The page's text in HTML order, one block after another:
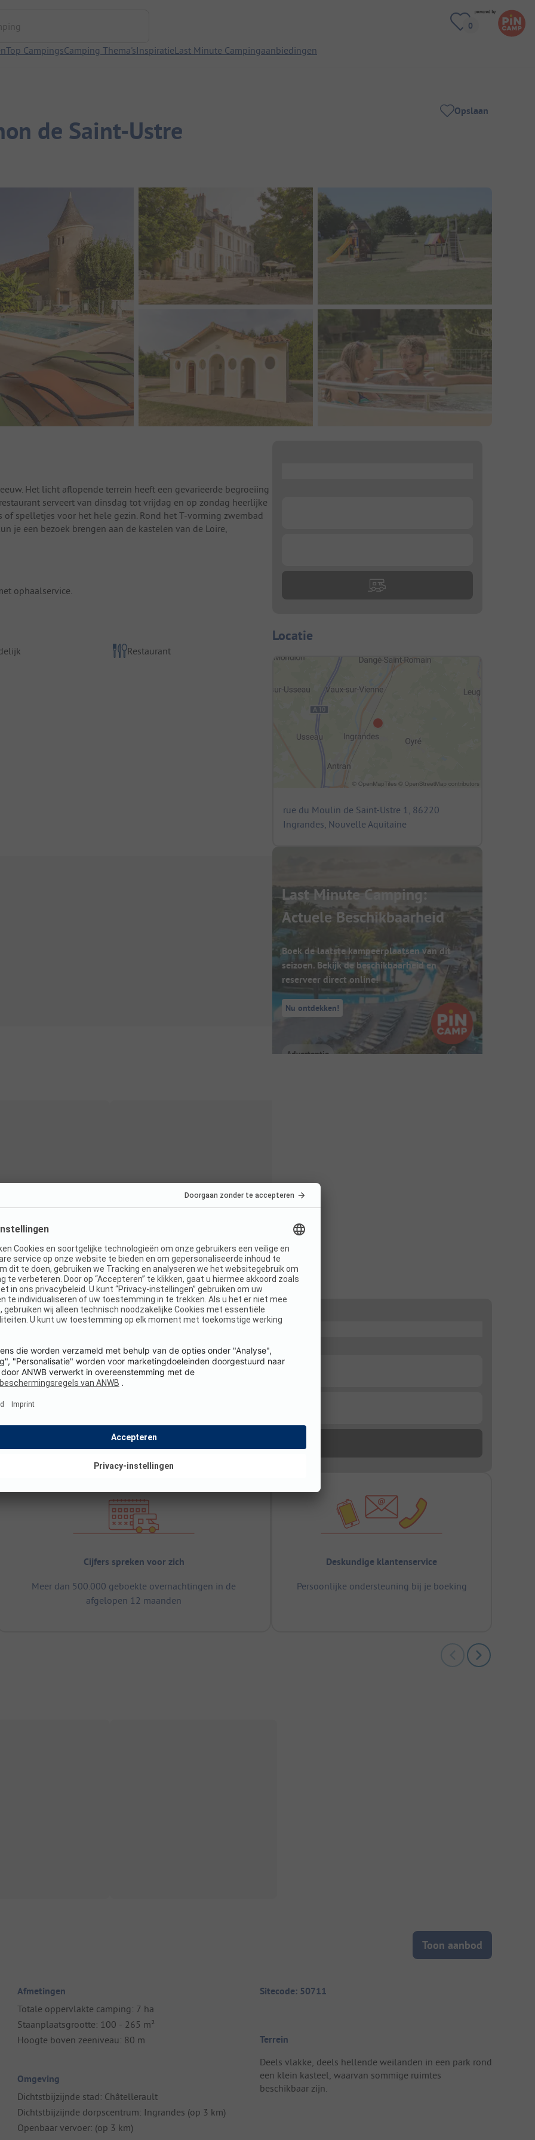
Top CampingsCamping Thema'sInspiratieLast Minute Campingaanbiedingen
de Saint-Ustre
Opslaan
Het licht aflopende terrein heeft een gevarieerde begroeiing
serveert van dinsdag tot vrijdag en op zondag heerlijke
of spelletjes voor het hele gezin. Rond het T-vorming zwembad
je een bezoek brengen aan de kastelen van de Loire,
ophaalservice.
Restaurant
Locatie
rue du Moulin de Saint-Ustre 1, 86220
Ingrandes, Nouvelle Aquitaine
Last Minute Camping:
Actuele Beschikbaarheid
Boek de laatste kampeerplaatsen van dit
seizoen. Bekijk de beschikbaarheid en
reserveer direct online!
Nu ontdekken!
Cijfers spreken voor zich
Meer dan 500.000 geboekte overnachtingen in de
afgelopen 12 maanden
Deskundige klantenservice
Persoonlijke ondersteuning bij je boeking
Toon aanbod
Afmetingen
Totale oppervlakte camping: 7 ha
Staanplaatsgrootte: 100 - 265 m²
Hoogte boven zeeniveau: 80 m
Omgeving
Dichtstbijzijnde stad: Châtellerault
Dichtstbijzijnde dorpscentrum: Ingrandes (op 3 km)
Openbaar vervoer: (op 3 km)
Sitecode: 50711
Terrein
Deels vlakke, deels hellende weilanden in een park rond
een klein kasteel, waarvan sommige ruimtes
beschikbaar zijn.